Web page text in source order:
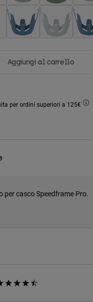
Aggiungi al carrello
per ordini superiori a 125€
per casco Speedframe Pro.